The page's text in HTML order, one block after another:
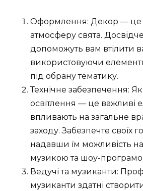
Оформлення: Декор — це
атмосферу свята.
допоможуть вам втілити
використовуючи
під обрану тематику.
Технічне забезпечення:
освітлення — це важливі
впливають на загальне
заходу. Забезпечте своїх
надавши їм можливість
музикою та шоу-
Ведучі та музиканти:
музиканти здатні